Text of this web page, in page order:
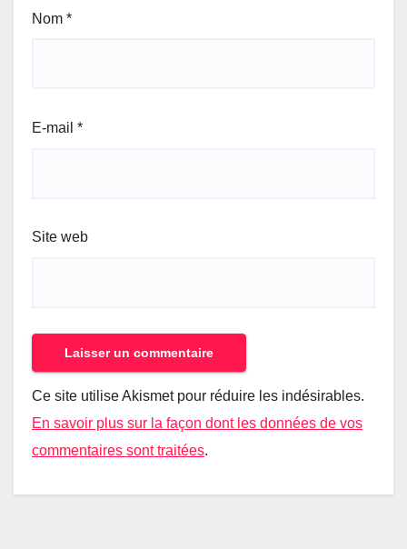
Nom *
E-mail *
Site web
Ce site utilise Akismet pour réduire les indésirables.
En savoir plus sur la façon dont les données de vos
commentaires sont traitées.